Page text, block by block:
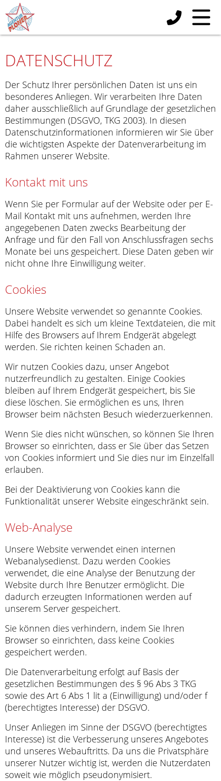
DATENSCHUTZ
Der Schutz Ihrer persönlichen Daten ist uns ein
besonderes Anliegen. Wir verarbeiten Ihre Daten
daher ausschließlich auf Grundlage der gesetzlichen
Bestimmungen (DSGVO, TKG 2003). In diesen
Datenschutzinformationen informieren wir Sie über
die wichtigsten Aspekte der Datenverarbeitung im
Rahmen unserer Website.
Kontakt mit uns
Wenn Sie per Formular auf der Website oder per E-
Mail Kontakt mit uns aufnehmen, werden Ihre
angegebenen Daten zwecks Bearbeitung der
Anfrage und für den Fall von Anschlussfragen sechs
Monate bei uns gespeichert. Diese Daten geben wir
nicht ohne Ihre Einwilligung weiter.
Cookies
Unsere Website verwendet so genannte Cookies.
Dabei handelt es sich um kleine Textdateien, die mit
Hilfe des Browsers auf Ihrem Endgerät abgelegt
werden. Sie richten keinen Schaden an.
Wir nutzen Cookies dazu, unser Angebot
nutzerfreundlich zu gestalten. Einige Cookies
bleiben auf Ihrem Endgerät gespeichert, bis Sie
diese löschen. Sie ermöglichen es uns, Ihren
Browser beim nächsten Besuch wiederzuerkennen.
Wenn Sie dies nicht wünschen, so können Sie Ihren
Browser so einrichten, dass er Sie über das Setzen
von Cookies informiert und Sie dies nur im Einzelfall
erlauben.
Bei der Deaktivierung von Cookies kann die
Funktionalität unserer Website eingeschränkt sein.
Web-Analyse
Unsere Website verwendet einen internen
Webanalysedienst. Dazu werden Cookies
verwendet, die eine Analyse der Benutzung der
Website durch Ihre Benutzer ermöglicht. Die
dadurch erzeugten Informationen werden auf
unserem Server gespeichert.
Sie können dies verhindern, indem Sie Ihren
Browser so einrichten, dass keine Cookies
gespeichert werden.
Die Datenverarbeitung erfolgt auf Basis der
gesetzlichen Bestimmungen des § 96 Abs 3 TKG
sowie des Art 6 Abs 1 lit a (Einwilligung) und/oder f
(berechtigtes Interesse) der DSGVO.
Unser Anliegen im Sinne der DSGVO (berechtigtes
Interesse) ist die Verbesserung unseres Angebotes
und unseres Webauftritts. Da uns die Privatsphäre
unserer Nutzer wichtig ist, werden die Nutzerdaten
soweit wie möglich pseudonymisiert.